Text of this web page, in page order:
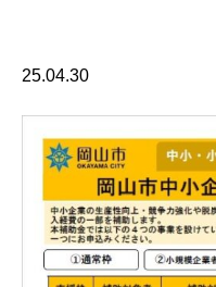
25.04.30